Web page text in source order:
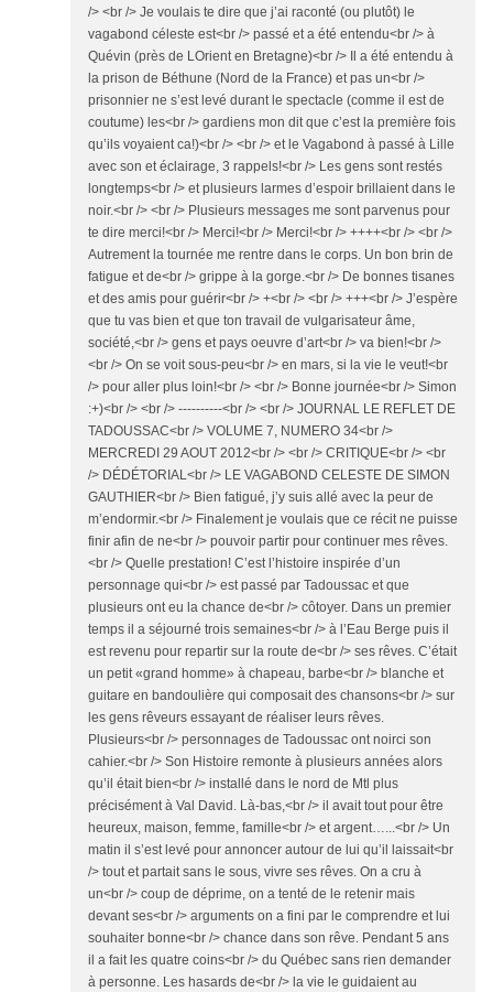
/> <br /> Je voulais te dire que j’ai raconté (ou plutôt) le
vagabond céleste est<br /> passé et a été entendu<br /> à
Quévin (près de LOrient en Bretagne)<br /> Il a été entendu à
la prison de Béthune (Nord de la France) et pas un<br />
prisonnier ne s’est levé durant le spectacle (comme il est de
coutume) les<br /> gardiens mon dit que c’est la première fois
qu’ils voyaient ca!)<br /> <br /> et le Vagabond à passé à Lille
avec son et éclairage, 3 rappels!<br /> Les gens sont restés
longtemps<br /> et plusieurs larmes d’espoir brillaient dans le
noir.<br /> <br /> Plusieurs messages me sont parvenus pour
te dire merci!<br /> Merci!<br /> Merci!<br /> ++++<br /> <br />
Autrement la tournée me rentre dans le corps. Un bon brin de
fatigue et de<br /> grippe à la gorge.<br /> De bonnes tisanes
et des amis pour guérir<br /> +<br /> <br /> +++<br /> J’espère
que tu vas bien et que ton travail de vulgarisateur âme,
société,<br /> gens et pays oeuvre d’art<br /> va bien!<br />
<br /> On se voit sous-peu<br /> en mars, si la vie le veut!<br
/> pour aller plus loin!<br /> <br /> Bonne journée<br /> Simon
:+)<br /> <br /> ----------<br /> <br /> JOURNAL LE REFLET DE
TADOUSSAC<br /> VOLUME 7, NUMERO 34<br />
MERCREDI 29 AOUT 2012<br /> <br /> CRITIQUE<br /> <br
/> DÉDÉTORIAL<br /> LE VAGABOND CELESTE DE SIMON
GAUTHIER<br /> Bien fatigué, j’y suis allé avec la peur de
m’endormir.<br /> Finalement je voulais que ce récit ne puisse
finir afin de ne<br /> pouvoir partir pour continuer mes rêves.
<br /> Quelle prestation! C’est l’histoire inspirée d’un
personnage qui<br /> est passé par Tadoussac et que
plusieurs ont eu la chance de<br /> côtoyer. Dans un premier
temps il a séjourné trois semaines<br /> à l’Eau Berge puis il
est revenu pour repartir sur la route de<br /> ses rêves. C’était
un petit «grand homme» à chapeau, barbe<br /> blanche et
guitare en bandoulière qui composait des chansons<br /> sur
les gens rêveurs essayant de réaliser leurs rêves.
Plusieurs<br /> personnages de Tadoussac ont noirci son
cahier.<br /> Son Histoire remonte à plusieurs années alors
qu’il était bien<br /> installé dans le nord de Mtl plus
précisément à Val David. Là-bas,<br /> il avait tout pour être
heureux, maison, femme, famille<br /> et argent…...<br /> Un
matin il s’est levé pour annoncer autour de lui qu’il laissait<br
/> tout et partait sans le sous, vivre ses rêves. On a cru à
un<br /> coup de déprime, on a tenté de le retenir mais
devant ses<br /> arguments on a fini par le comprendre et lui
souhaiter bonne<br /> chance dans son rêve. Pendant 5 ans
il a fait les quatre coins<br /> du Québec sans rien demander
à personne. Les hasards de<br /> la vie le guidaient au